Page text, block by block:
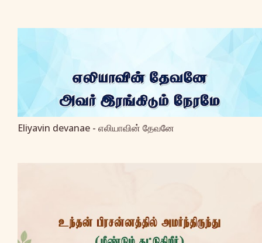
Eliyavin devanae - எலியாவின் தேவனே